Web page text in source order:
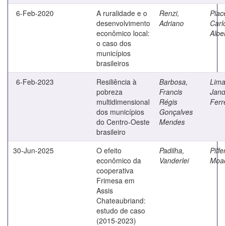
6-Feb-2020
A ruralidade e o
desenvolvimento
econômico local:
o caso dos
municípios
brasileiros
Renzi,
Adriano
6-Feb-2023
Resiliência à
pobreza
multidimensional
dos municípios
do Centro-Oeste
brasileiro
Barbosa,
Francis
Régis
Gonçalves
Mendes
30-Jun-2025
O efeito
econômico da
cooperativa
Frimesa em
Assis
Chateaubriand:
estudo de caso
(2015-2023)
Padilha,
Vanderlei